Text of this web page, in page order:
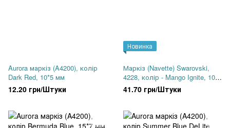
Aurora маркіз (A4200), колір
Dark Red, 10*5 мм
12.20 грн/Штуки
Новинка
Маркіз (Navette) Swarovski,
4228, колір - Mango Ignite, 10*5
мм
41.70 грн/Штуки